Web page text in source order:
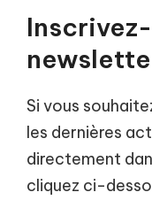
Si vous
les dernières
directement
cliquez ci-